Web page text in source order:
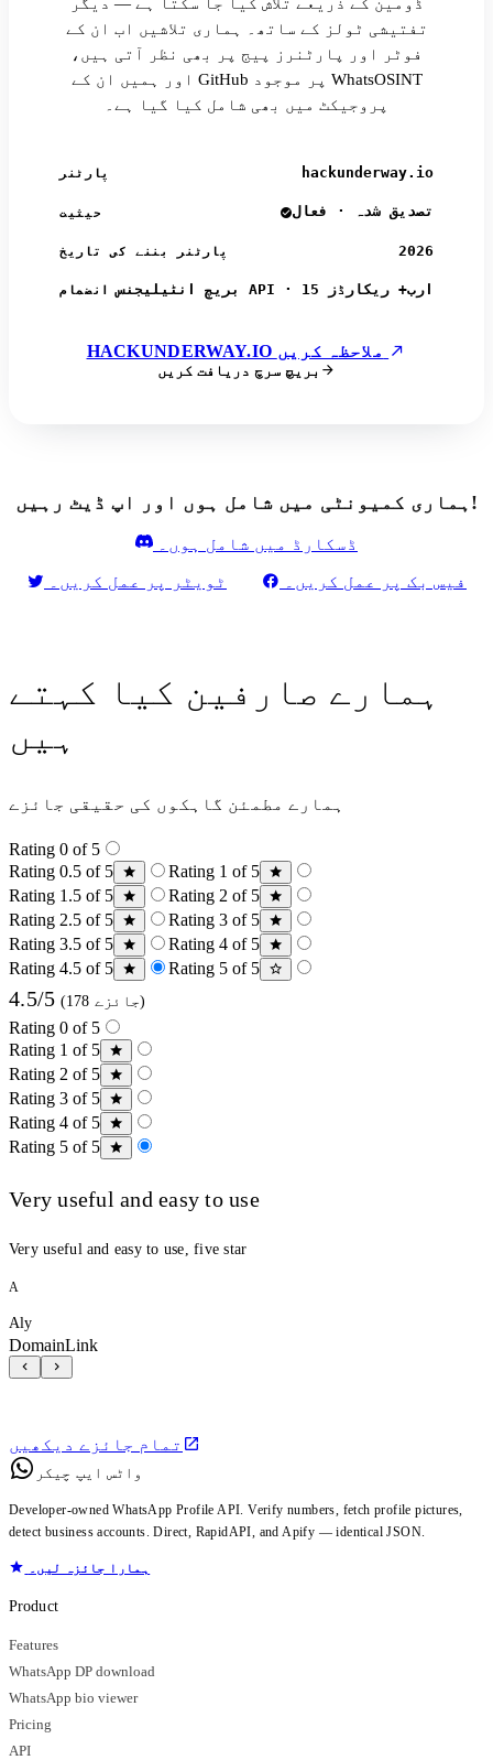
ڈومین کے ذریعے تلاش کیا جا سکتا ہے — دیگر
تفتیشی ٹولز کے ساتھ۔ ہماری تلاشیں اب ان کے
فوٹر اور پارٹنرز پیج پر بھی نظر آتی ہیں،
اور ہمیں ان کے GitHub پر موجود WhatsOSINT
پروجیکٹ میں بھی شامل کیا گیا ہے۔
پارٹنر hackunderway.io
حیثیت تصدیق شدہ · فعال
پارٹنر بننے کی تاریخ 2026
انضمام بریچ انٹیلیجنس API · 15 ارب+ ریکارڈز
بریچ سرچ دریافت کریں
ہماری کمیونٹی میں شامل ہوں اور اپ ڈیٹ رہیں!
ڈسکارڈ میں شامل ہوں۔
ٹویٹر پر عمل کریں۔
فیس بک پر عمل کریں۔
ہمارے صارفین کیا کہتے
ہیں
ہمارے مطمئن گاہکوں کی حقیقی جائزے
Rating 0 of 5
Rating 0.5 of 5
Rating 1 of 5
Rating 1.5 of 5
Rating 2 of 5
Rating 2.5 of 5
Rating 3 of 5
Rating 3.5 of 5
Rating 4 of 5
Rating 4.5 of 5
Rating 5 of 5
4.5/5 (178 جائزے)
Rating 0 of 5
Rating 1 of 5
Rating 2 of 5
Rating 3 of 5
Rating 4 of 5
Rating 5 of 5
Very useful and easy to use
Very useful and easy to use, five star
A
Aly
DomainLink
تمام جائزے دیکھیں
واٹس ایپ چیکر
Developer-owned WhatsApp Profile API. Verify numbers, fetch profile pictures,
detect business accounts. Direct, RapidAPI, and Apify — identical JSON.
ہمارا جائزہ لیں۔
Product
Features
WhatsApp DP download
WhatsApp bio viewer
Pricing
API